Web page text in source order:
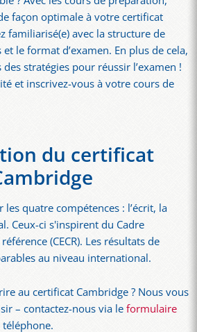
façon optimale à votre certificat
familiarisé(e) avec la structure de
et le format d’examen. En plus de cela,
stratégies pour réussir l’examen !
et inscrivez-vous à votre cours de
du certificat
les quatre compétences : l’écrit, la
Ceux-ci s'inspirent du Cadre
(CECR). Les résultats de
au niveau international.
au certificat Cambridge ? Nous vous
– contactez-nous via leformulaire